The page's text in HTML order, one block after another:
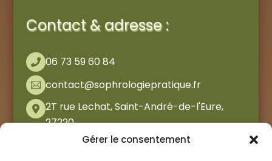
Gérer le consentement
Contact & adresse :
06 73 59 60 84
contact@sophrologiepratique.fr
2T rue Lechat, Saint-André-de-l'Eure,
27220